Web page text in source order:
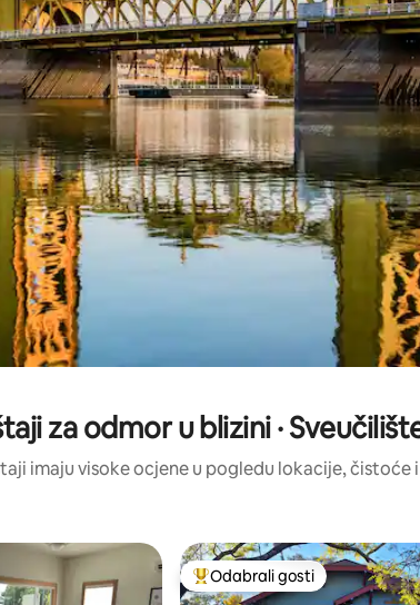
za odmor u blizini ·
imaju visoke ocjene u pogledu lokacije, čistoće
s oznakom „Odabrali gosti”Među najviše rangiranima s
Odabrali gosti